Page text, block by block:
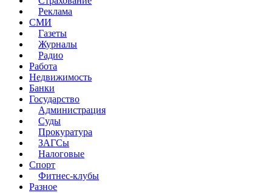
Реклама
СМИ
Газеты
Журналы
Радио
Работа
Недвижимость
Банки
Государство
Администрация
Суды
Прокуратура
ЗАГСы
Налоговые
Спорт
Фитнес-клубы
Разное